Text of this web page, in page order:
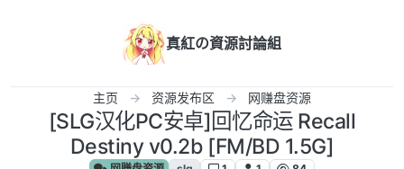
真紅の資源討論組
主页 资源发布区 网赚盘资源
[SLG汉化PC安卓]回忆命运 Recall
Destiny v0.2b [FM/BD 1.5G]